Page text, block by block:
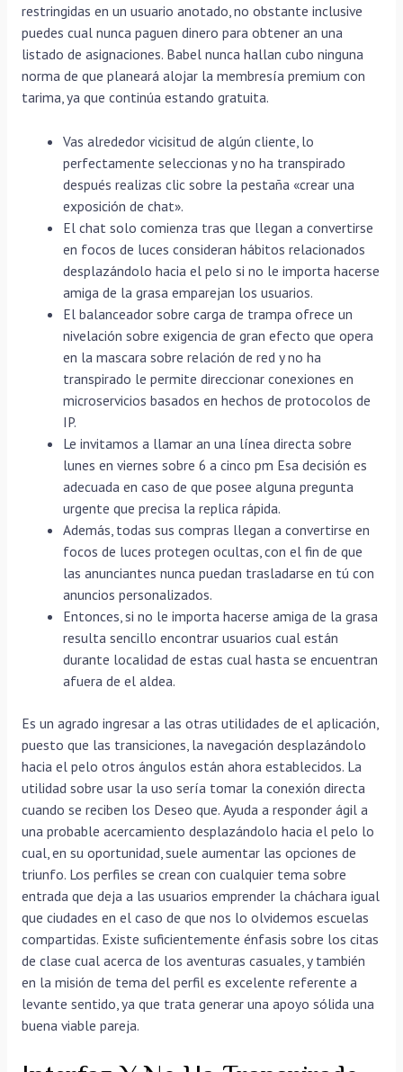
restringidas en un usuario anotado, no obstante inclusive
puedes cual nunca paguen dinero para obtener an una
listado de asignaciones. Babel nunca hallan cubo ninguna
norma de que planeará alojar la membresía premium con
tarima, ya que continúa estando gratuita.
Vas alrededor vicisitud de algún cliente, lo
perfectamente seleccionas y no ha transpirado
después realizas clic sobre la pestaña «crear una
exposición de chat».
El chat solo comienza tras que llegan a convertirse
en focos de luces consideran hábitos relacionados
desplazándolo hacia el pelo si no le importa hacerse
amiga de la grasa emparejan los usuarios.
El balanceador sobre carga de trampa ofrece un
nivelación sobre exigencia de gran efecto que opera
en la mascara sobre relación de red y no ha
transpirado le permite direccionar conexiones en
microservicios basados en hechos de protocolos de
IP.
Le invitamos a llamar an una línea directa sobre
lunes en viernes sobre 6 a cinco pm Esa decisión es
adecuada en caso de que posee alguna pregunta
urgente que precisa la replica rápida.
Además, todas sus compras llegan a convertirse en
focos de luces protegen ocultas, con el fin de que
las anunciantes nunca puedan trasladarse en tú con
anuncios personalizados.
Entonces, si no le importa hacerse amiga de la grasa
resulta sencillo encontrar usuarios cual están
durante localidad de estas cual hasta se encuentran
afuera de el aldea.
Es un agrado ingresar a las otras utilidades de el aplicación,
puesto que las transiciones, la navegación desplazándolo
hacia el pelo otros ángulos están ahora establecidos. La
utilidad sobre usar la uso sería tomar la conexión directa
cuando se reciben los Deseo que. Ayuda a responder ágil a
una probable acercamiento desplazándolo hacia el pelo lo
cual, en su oportunidad, suele aumentar las opciones de
triunfo. Los perfiles se crean con cualquier tema sobre
entrada que deja a las usuarios emprender la cháchara igual
que ciudades en el caso de que nos lo olvidemos escuelas
compartidas. Existe suficientemente énfasis sobre los citas
de clase cual acerca de los aventuras casuales, y también
en la misión de tema del perfil es excelente referente a
levante sentido, ya que trata generar una apoyo sólida una
buena viable pareja.